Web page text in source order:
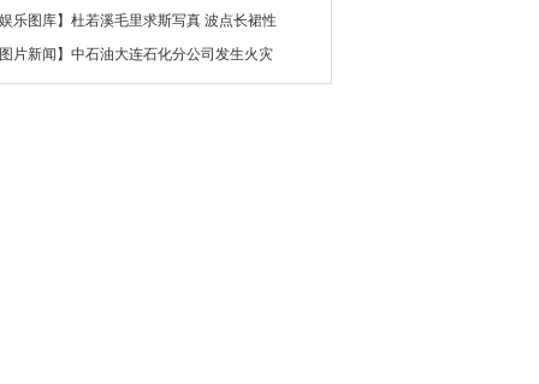
娱乐图库】 杜若溪毛里求斯写真 波点长裙性
图片新闻 】 中石油大连石化分公司发生火灾